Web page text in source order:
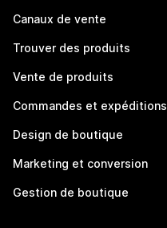
Canaux de vente
Trouver des produits
Vente de produits
Commandes et expéditions
Design de boutique
Marketing et conversion
Gestion de boutique